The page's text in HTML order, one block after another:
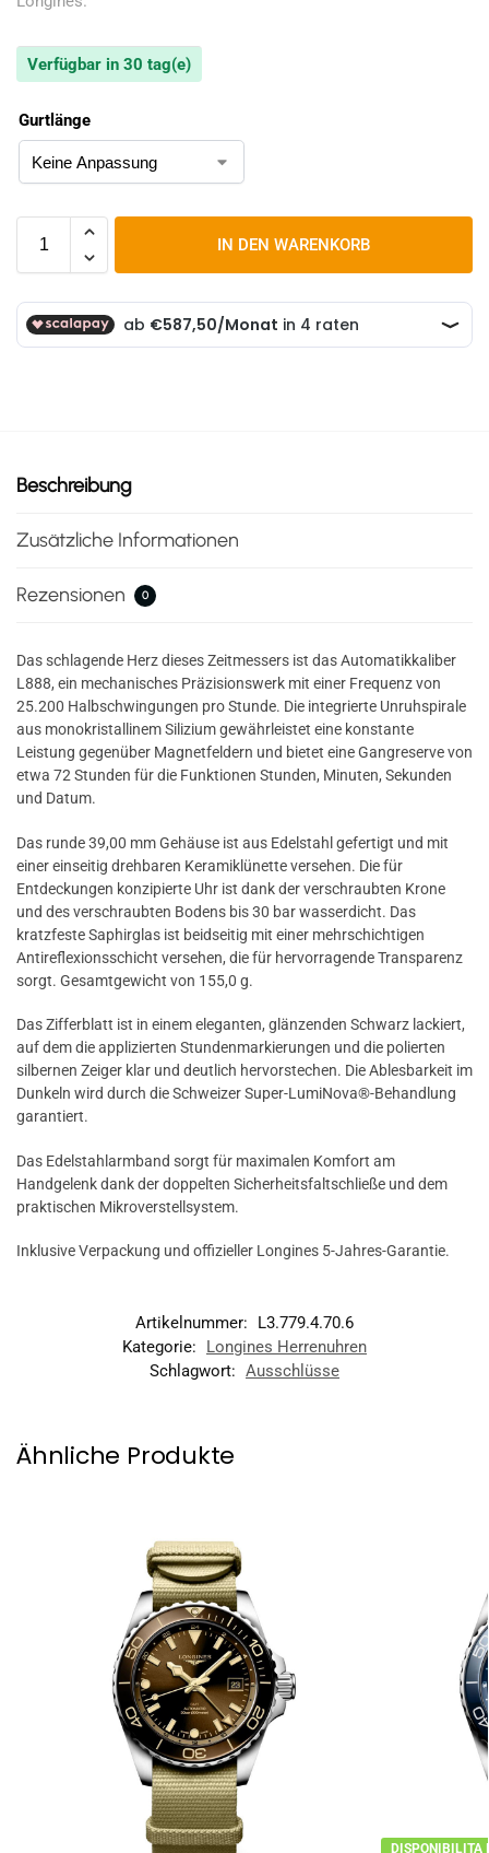
Verfügbar in 30 tag(e)
Gurtlänge
IN DEN WARENKORB
Beschreibung
Zusätzliche Informationen
Rezensionen 0
Das schlagende Herz dieses Zeitmessers ist das Automatikkaliber
L888, ein mechanisches Präzisionswerk mit einer Frequenz von
25.200 Halbschwingungen pro Stunde. Die integrierte Unruhspirale
aus monokristallinem Silizium gewährleistet eine konstante
Leistung gegenüber Magnetfeldern und bietet eine Gangreserve von
etwa 72 Stunden für die Funktionen Stunden, Minuten, Sekunden
und Datum.
Das runde 39,00 mm Gehäuse ist aus Edelstahl gefertigt und mit
einer einseitig drehbaren Keramiklünette versehen. Die für
Entdeckungen konzipierte Uhr ist dank der verschraubten Krone
und des verschraubten Bodens bis 30 bar wasserdicht. Das
kratzfeste Saphirglas ist beidseitig mit einer mehrschichtigen
Antireflexionsschicht versehen, die für hervorragende Transparenz
sorgt. Gesamtgewicht von 155,0 g.
Das Zifferblatt ist in einem eleganten, glänzenden Schwarz lackiert,
auf dem die applizierten Stundenmarkierungen und die polierten
silbernen Zeiger klar und deutlich hervorstechen. Die Ablesbarkeit im
Dunkeln wird durch die Schweizer Super-LumiNova®-Behandlung
garantiert.
Das Edelstahlarmband sorgt für maximalen Komfort am
Handgelenk dank der doppelten Sicherheitsfaltschließe und dem
praktischen Mikroverstellsystem.
Inklusive Verpackung und offizieller Longines 5-Jahres-Garantie.
Artikelnummer:
L3.779.4.70.6
Kategorie:
Longines Herrenuhren
Schlagwort: Ausschlüsse
Ähnliche Produkte
DISPONIBILITA